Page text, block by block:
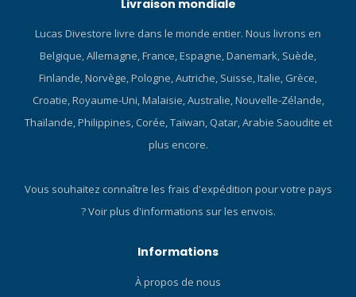
Livraison mondiale
Lucas Divestore livre dans le monde entier. Nous livrons en
Belgique, Allemagne, France, Espagne, Danemark, Suède,
Finlande, Norvège, Pologne, Autriche, Suisse, Italie, Grèce,
Croatie, Royaume-Uni, Malaisie, Australie, Nouvelle-Zélande,
Thaïlande, Philippines, Corée, Taïwan, Qatar, Arabie Saoudite et
plus encore.
Vous souhaitez connaître les frais d'expédition pour votre pays
?Voir plus d'informations sur les envois.
Informations
À propos de nous